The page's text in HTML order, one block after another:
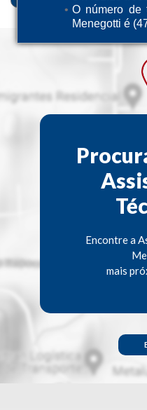
O número de
Menegotti é
Encontre a
mais